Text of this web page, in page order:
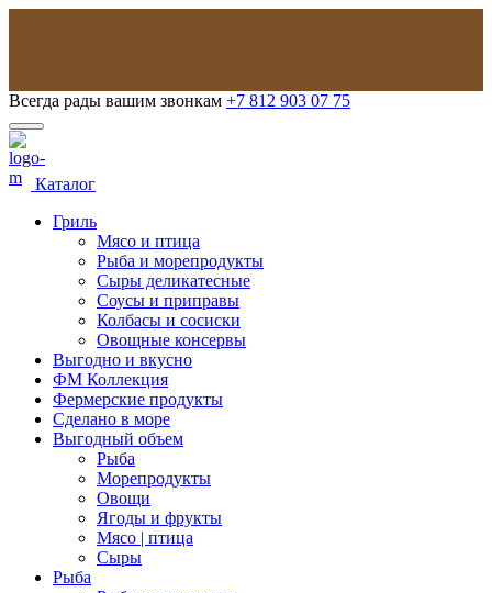
Всегда рады вашим звонкам +7 812 903 07 75
Каталог
Гриль
Мясо и птица
Рыба и морепродукты
Сыры деликатесные
Соусы и приправы
Колбасы и сосиски
Овощные консервы
Выгодно и вкусно
ФМ Коллекция
Фермерские продукты
Сделано в море
Выгодный объем
Рыба
Морепродукты
Овощи
Ягоды и фрукты
Мясо | птица
Сыры
Рыба